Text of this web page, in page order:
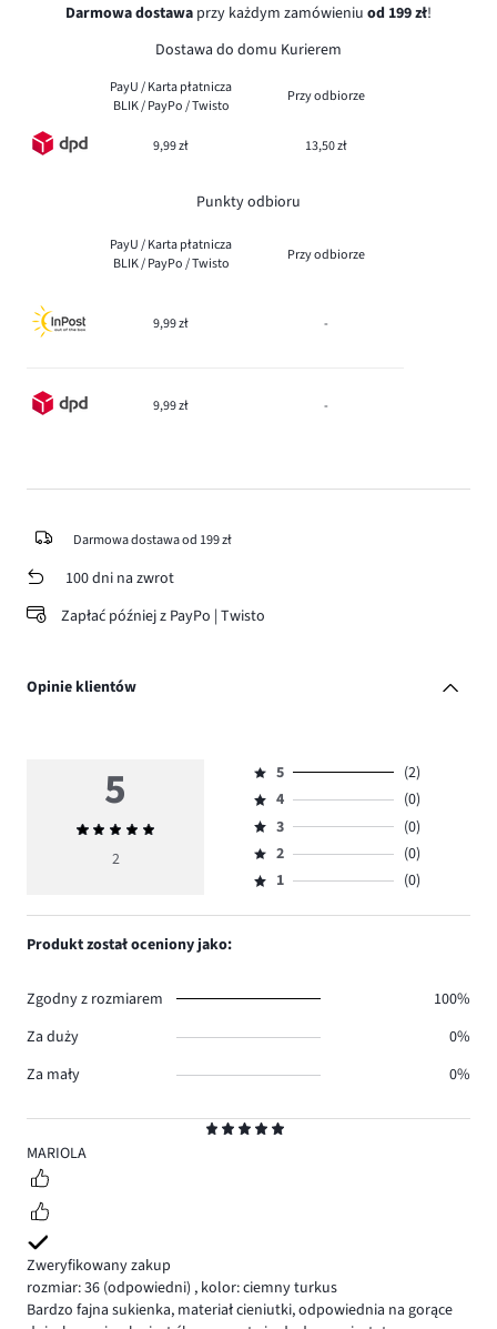
Darmowa dostawa przy każdym zamówieniu od 199 zł!
Dostawa do domu Kurierem
PayU / Karta płatnicza
BLIK / PayPo / Twisto
Przy odbiorze
9,99 zł 13,50 zł
Punkty odbioru
PayU / Karta płatnicza
BLIK / PayPo / Twisto
Przy odbiorze
9,99 zł -
9,99 zł -
Darmowa dostawa od 199 zł
100 dni na zwrot
Zapłać później z PayPo | Twisto
Opinie klientów
5
MARIOLA
Zweryfikowany zakup
rozmiar: 36 (odpowiedni) , kolor: ciemny turkus
Bardzo fajna sukienka, materiał cieniutki, odpowiednia na gorące
5
Średnia
ocena
2
Ocena
5,
ilość
głosów
2.
5
(2)
Ocena
4,
ilość
głosów
4
(0)
Ocena
3,
ilość
3
(0)
Ocena
2,
2
(0)
Ocena
1,
1 (0)
Produkt został oceniony jako:
Zgodny z rozmiarem
100%
Za duży
0%
Za mały
0%